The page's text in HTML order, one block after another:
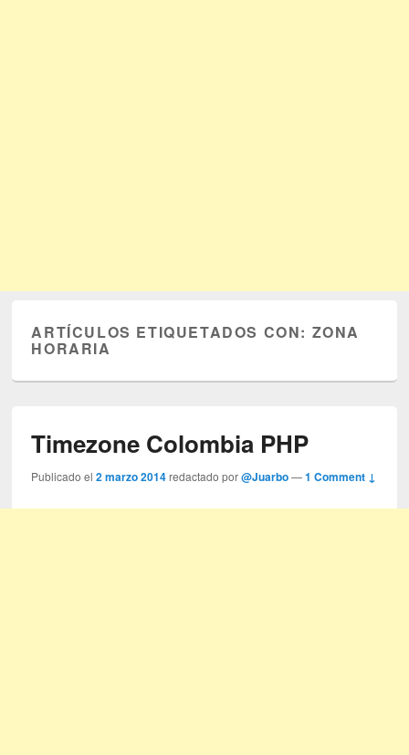
ARTÍCULOS ETIQUETADOS CON: ZONA
HORARIA
Timezone Colombia PHP
Publicado el2 marzo 2014 redactado por@Juarbo —1 Comment ↓